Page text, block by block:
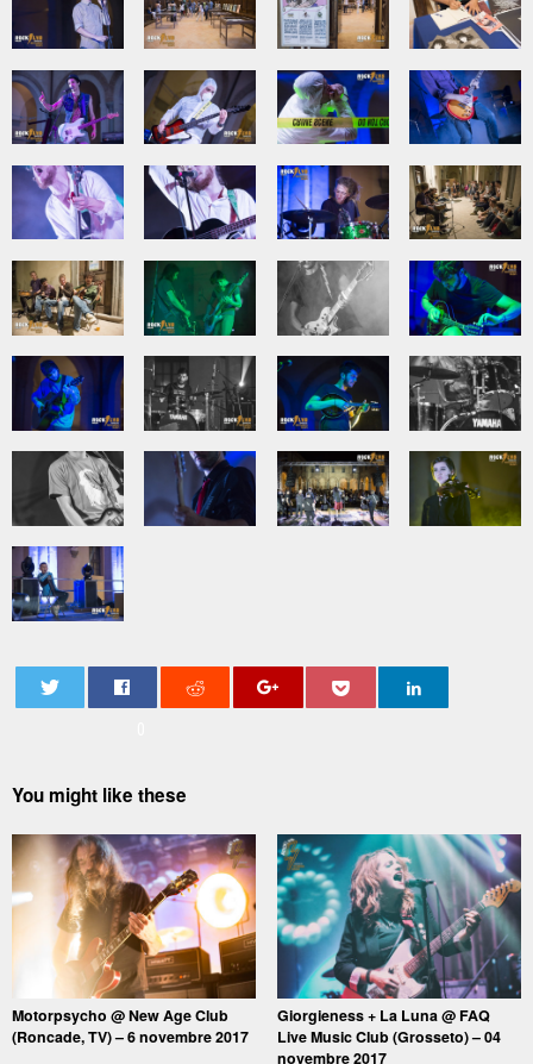
You might like these
Motorpsycho @ New Age Club
(Roncade, TV) – 6 novembre 2017
Giorgieness + La Luna @ FAQ
Live Music Club (Grosseto) – 04
novembre 2017